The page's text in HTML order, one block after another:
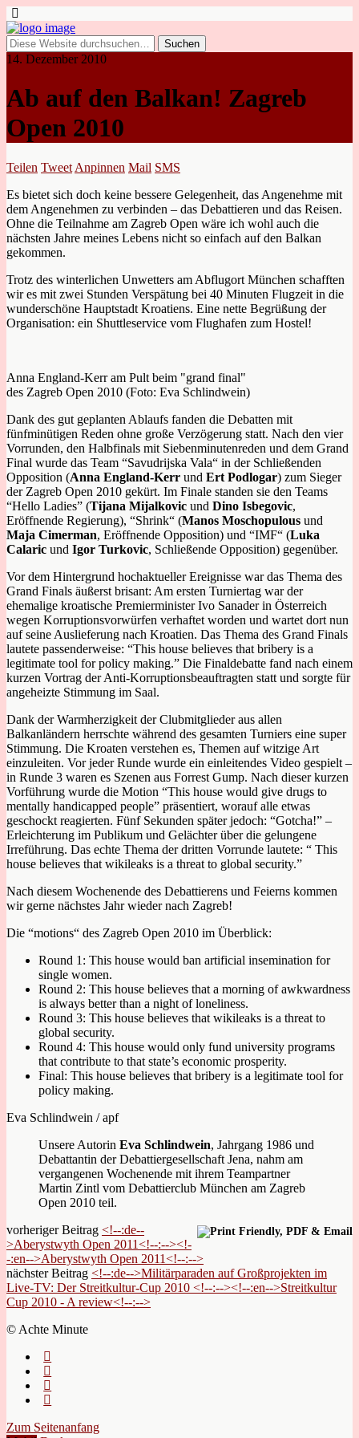
14. Dezember 2010
Ab auf den Balkan! Zagreb
Open 2010
Teilen Tweet Anpinnen Mail SMS
Es bietet sich doch keine bessere Gelegenheit, das Angenehme mit
dem Angenehmen zu verbinden – das Debattieren und das Reisen.
Ohne die Teilnahme am Zagreb Open wäre ich wohl auch die
nächsten Jahre meines Lebens nicht so einfach auf den Balkan
gekommen.
Trotz des winterlichen Unwetters am Abflugort München schafften
wir es mit zwei Stunden Verspätung bei 40 Minuten Flugzeit in die
wunderschöne Hauptstadt Kroatiens. Eine nette Begrüßung der
Organisation: ein Shuttleservice vom Flughafen zum Hostel!
Anna England-Kerr am Pult beim "grand final"
des Zagreb Open 2010 (Foto: Eva Schlindwein)
Dank des gut geplanten Ablaufs fanden die Debatten mit
fünfminütigen Reden ohne große Verzögerung statt. Nach den vier
Vorrunden, den Halbfinals mit Siebenminutenreden und dem Grand
Final wurde das Team “Savudrijska Vala“ in der Schließenden
Opposition (Anna England-Kerr und Ert Podlogar) zum Sieger
der Zagreb Open 2010 gekürt. Im Finale standen sie den Teams
“Hello Ladies” (Tijana Mijalkovic und Dino Isbegovic,
Eröffnende Regierung), “Shrink“ (Manos Moschopulous und
Maja Cimerman, Eröffnende Opposition) und “IMF“ (Luka
Calaric und Igor Turkovic, Schließende Opposition) gegenüber.
Vor dem Hintergrund hochaktueller Ereignisse war das Thema des
Grand Finals äußerst brisant: Am ersten Turniertag war der
ehemalige kroatische Premierminister Ivo Sanader in Österreich
wegen Korruptionsvorwürfen verhaftet worden und wartet dort nun
auf seine Auslieferung nach Kroatien. Das Thema des Grand Finals
lautete passenderweise: “This house believes that bribery is a
legitimate tool for policy making.” Die Finaldebatte fand nach einem
kurzen Vortrag der Anti-Korruptionsbeauftragten statt und sorgte für
angeheizte Stimmung im Saal.
Dank der Warmherzigkeit der Clubmitglieder aus allen
Balkanländern herrschte während des gesamten Turniers eine super
Stimmung. Die Kroaten verstehen es, Themen auf witzige Art
einzuleiten. Vor jeder Runde wurde ein einleitendes Video gespielt –
in Runde 3 waren es Szenen aus Forrest Gump. Nach dieser kurzen
Vorführung wurde die Motion “This house would give drugs to
mentally handicapped people” präsentiert, worauf alle etwas
geschockt reagierten. Fünf Sekunden später jedoch: “Gotcha!” –
Erleichterung im Publikum und Gelächter über die gelungene
Irreführung. Das echte Thema der dritten Vorrunde lautete: “ This
house believes that wikileaks is a threat to global security.”
Nach diesem Wochenende des Debattierens und Feierns kommen
wir gerne nächstes Jahr wieder nach Zagreb!
Die “motions“ des Zagreb Open 2010 im Überblick:
Round 1: This house would ban artificial insemination for
single women.
Round 2: This house believes that a morning of awkwardness
is always better than a night of loneliness.
Round 3: This house believes that wikileaks is a threat to
global security.
Round 4: This house would only fund university programs
that contribute to that state’s economic prosperity.
Final: This house believes that bribery is a legitimate tool for
policy making.
Eva Schlindwein / apf
Unsere Autorin Eva Schlindwein, Jahrgang 1986 und
Debattantin der Debattiergesellschaft Jena, nahm am
vergangenen Wochenende mit ihrem Teampartner
Martin Zintl vom Debattierclub München am Zagreb
Open 2010 teil.
vorheriger Beitrag <!--:de--
>Aberystwyth Open 2011<!--:--><!-
-:en-->Aberystwyth Open 2011<!--:-->
nächster Beitrag <!--:de-->Militärparaden auf Großprojekten im
Live-TV: Der Streitkultur-Cup 2010 <!--:--><!--:en-->Streitkultur
Cup 2010 - A review<!--:-->
© Achte Minute
Zum Seitenanfang